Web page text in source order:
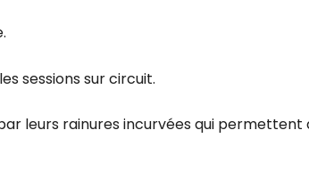
sessions sur circuit.
leurs rainures incurvées qui permettent